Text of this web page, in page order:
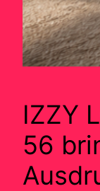
IZZY
56